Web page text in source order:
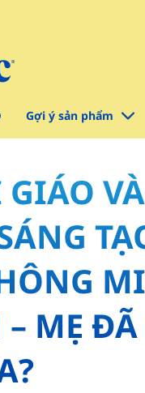
Gợi ý sản phẩm
– MẸ